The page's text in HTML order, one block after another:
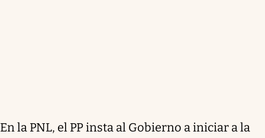
En la PNL, el PP insta al Gobierno a iniciar a la